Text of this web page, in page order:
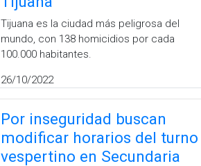
Tijuana es la ciudad más peligrosa del
mundo, con 138 homicidios por cada
100.000 habitantes.
26/10/2022
Por inseguridad buscan
modificar horarios del turno
vespertino en Secundaria